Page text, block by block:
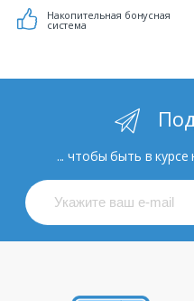
Накопительная бонусная
система
... чтобы быть в